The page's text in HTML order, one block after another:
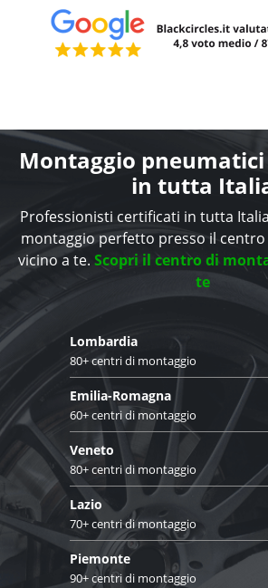
Montaggio
in tutta
Professionisti certificati in tutta
montaggio perfetto presso il
vicino a te. Scopri il centro di
te
Lombardia
80+ centri di montaggio
Emilia-Romagna
60+ centri di montaggio
Veneto
80+ centri di montaggio
Lazio
70+ centri di montaggio
Piemonte
90+ centri di montaggio